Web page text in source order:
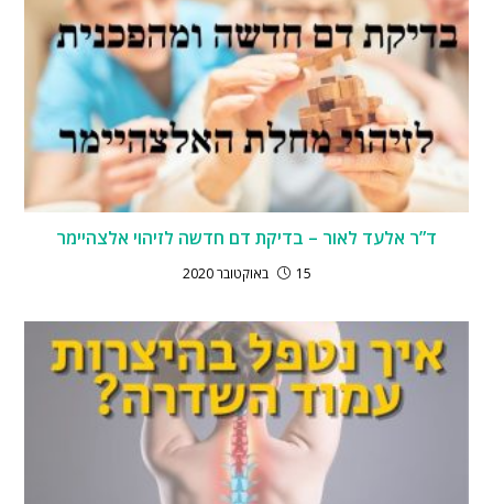
ד”ר אלעד לאור – בדיקת דם חדשה לזיהוי אלצהיימר
15 באוקטובר 2020